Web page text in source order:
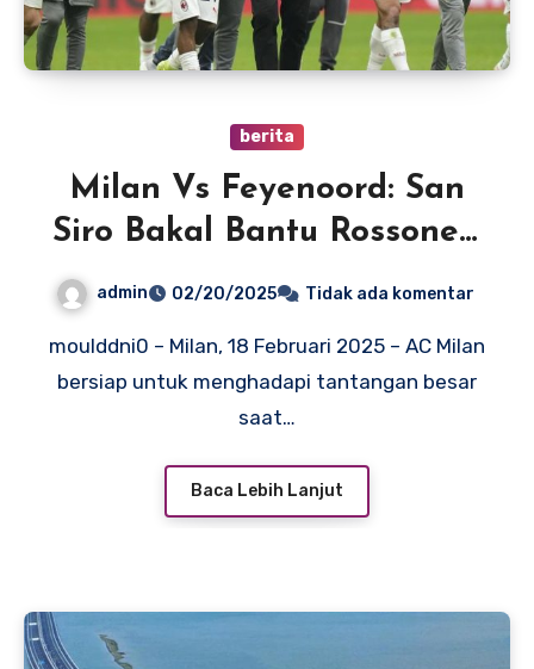
berita
Milan Vs Feyenoord: San
Siro Bakal Bantu Rossoneri
admin 02/20/2025 Tidak ada komentar
moulddni0 – Milan, 18 Februari 2025 – AC Milan
bersiap untuk menghadapi tantangan besar
saat…
Baca Lebih Lanjut